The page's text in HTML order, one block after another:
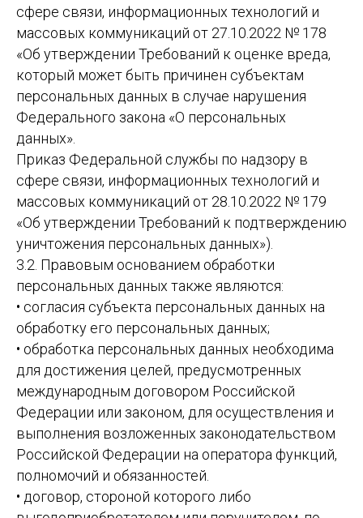
сфере связи, информационных технологий и
массовых коммуникаций от 27.10.2022 № 178
«Об утверждении Требований к оценке вреда,
который может быть причинен субъектам
персональных данных в случае нарушения
Федерального закона «О персональных
данных».
Приказ Федеральной службы по надзору в
сфере связи, информационных технологий и
массовых коммуникаций от 28.10.2022 № 179
«Об утверждении Требований к подтверждению
уничтожения персональных данных»).
3.2. Правовым основанием обработки
персональных данных также являются:
• согласия субъекта персональных данных на
обработку его персональных данных;
• обработка персональных данных необходима
для достижения целей, предусмотренных
международным договором Российской
Федерации или законом, для осуществления и
выполнения возложенных законодательством
Российской Федерации на оператора функций,
полномочий и обязанностей.
• договор, стороной которого либо